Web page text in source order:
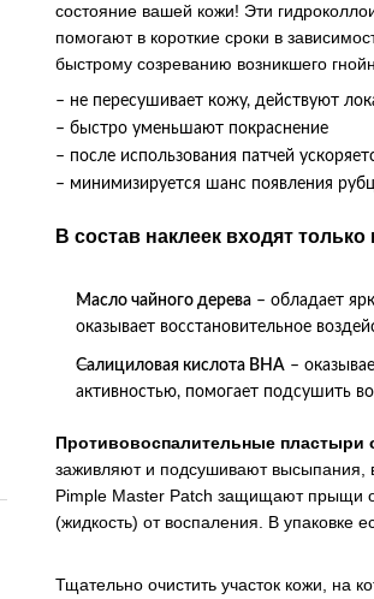
состояние вашей кожи! Эти
помогают в короткие сроки в
быстрому созреванию возникшего
– не пересушивает кожу, действуют
– быстро уменьшают покраснение
– после использования патчей
– минимизируется шанс появления
В состав наклеек входят
Масло чайного дерева – обладает
оказывает восстановительное
Салициловая кислота ВНА –
активностью, помогает подсушить
Противовоспалительные пластыри
заживляют и подсушивают высыпания,
Pimple Master Patch защищают прыщи
(жидкость) от воспаления. В упаковке
Тщательно очистить участок кожи, на